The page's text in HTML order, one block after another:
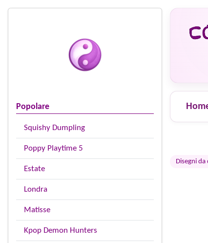
Popolare
Squishy Dumpling
Poppy Playtime 5
Estate
Londra
Matisse
Kpop Demon Hunters
Disegni